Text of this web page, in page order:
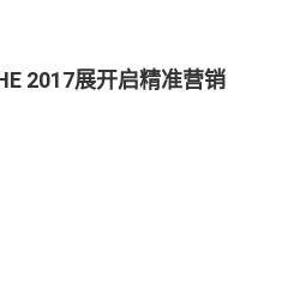
2017展开启精准营销